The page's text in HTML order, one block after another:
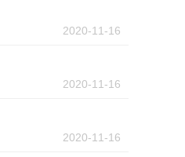
2020-11-16
2020-11-16
2020-11-16